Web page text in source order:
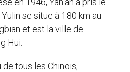
se situe à 180 km au
et est la ville de
Hui.
de tous les Chinois,